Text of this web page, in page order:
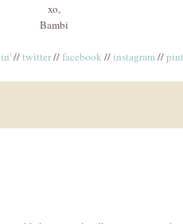
xo,
Bambi
//twitter//facebook //instagram//